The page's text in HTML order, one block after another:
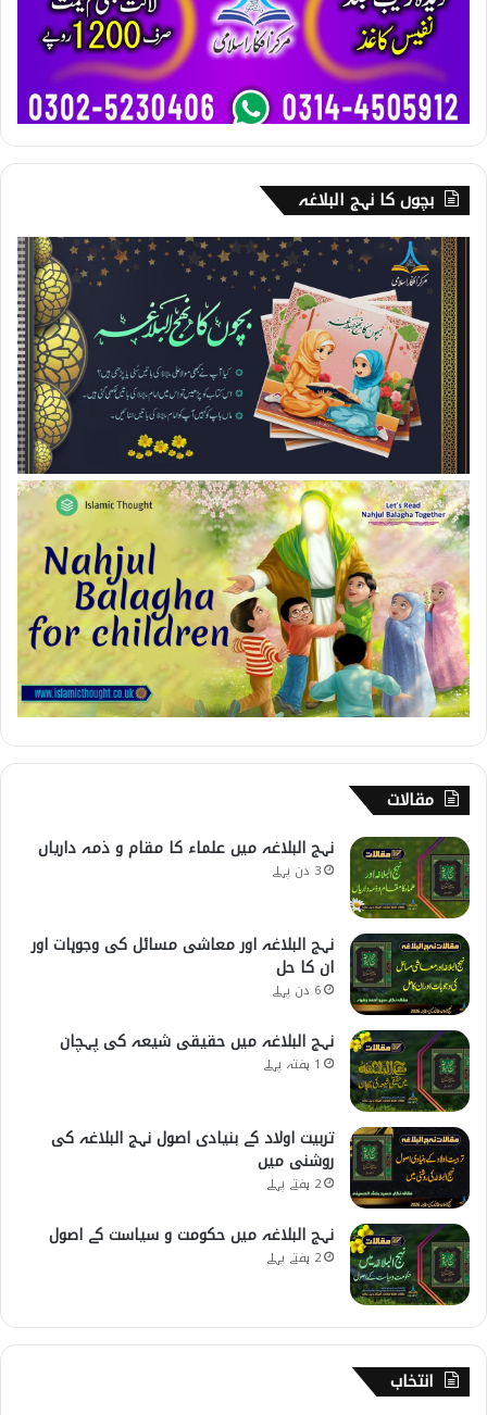
بچوں کا نہج البلاغہ
مقالات
نہج البلاغہ میں علماء کا مقام و ذمہ داریاں
3 دن پہلے
نہج البلاغہ اور معاشی مسائل کی وجوہات اور
ان کا حل
6 دن پہلے
نہج البلاغہ میں حقیقی شیعہ کی پہچان
1 ہفتہ پہلے
تربیت اولاد کے بنیادی اصول نہج البلاغہ کی
روشنی میں
2 ہفتے پہلے
نہج البلاغہ میں حکومت و سیاست کے اصول
2 ہفتے پہلے
انتخاب